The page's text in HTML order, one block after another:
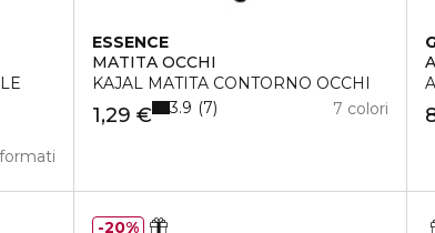
ESSENCE
MATITA OCCHI
KAJAL MATITA CONTORNO OCCHI
1,29 € 7 colori
3.9 7
20%